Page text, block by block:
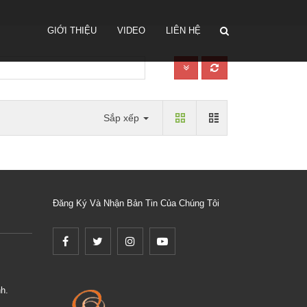
GIỚI THIỆU VIDEO LIÊN HỆ
Sắp xếp
Đăng Ký Và Nhận Bản Tin Của Chúng Tôi